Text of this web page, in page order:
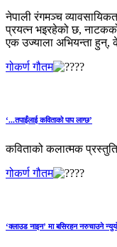
नेपाली रंगमञ्च
प्रयत्न भइरहेको छ,
एक उज्याला अभियन्ता हुन्,
गोकर्ण गौतम
‘...तपाईंलाई कविताको पाप लाग्छ’
कविताको कलात्मक
गोकर्ण गौतम
‘क्लाउड नाइन’ मा बसिरहन नरुचाउने